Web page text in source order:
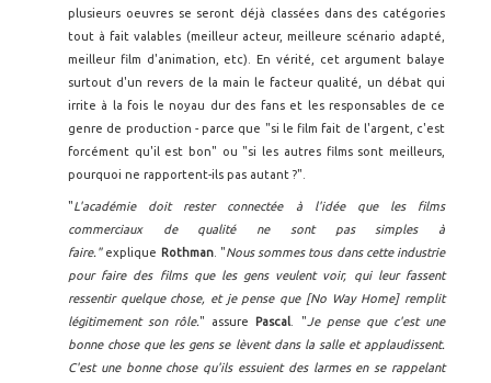
plusieurs oeuvres se seront déjà classées dans des catégories
tout à fait valables (meilleur acteur, meilleure scénario adapté,
meilleur film d'animation, etc). En vérité, cet argument balaye
surtout d'un revers de la main le facteur qualité, un débat qui
irrite à la fois le noyau dur des fans et les responsables de ce
genre de production - parce que "si le film fait de l'argent, c'est
forcément qu'il est bon" ou "si les autres films sont meilleurs,
pourquoi ne rapportent-ils pas autant ?".
"L'académie doit rester connectée à l'idée que les films
commerciaux de qualité ne sont pas simples à
faire." explique Rothman. "Nous sommes tous dans cette industrie
pour faire des films que les gens veulent voir, qui leur fassent
ressentir quelque chose, et je pense que [No Way Home] remplit
légitimement son rôle." assure Pascal . " Je pense que c'est une
bonne chose que les gens se lèvent dans la salle et applaudissent.
C'est une bonne chose qu'ils essuient des larmes en se rappelant